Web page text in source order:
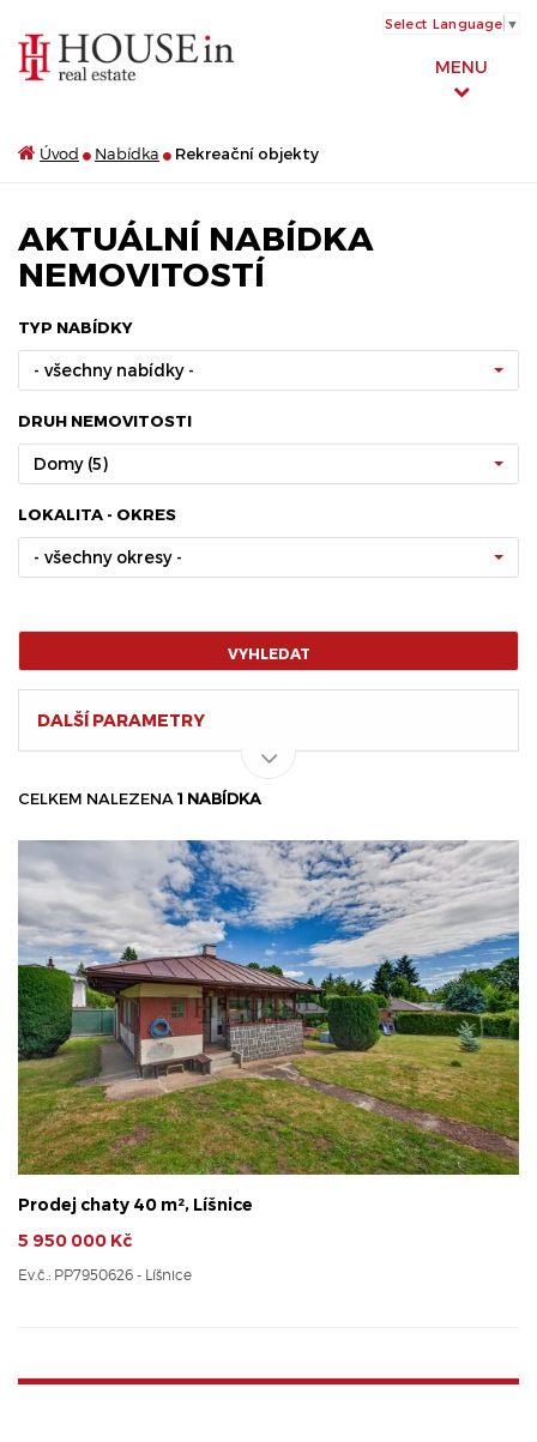
MENU
Select Language ▼
Úvod Nabídka Rekreační objekty
AKTUÁLNÍ NABÍDKA
NEMOVITOSTÍ
TYP NABÍDKY
- všechny nabídky -
DRUH NEMOVITOSTI
Domy (5)
LOKALITA - OKRES
- všechny okresy -
VYHLEDAT
DALŠÍ PARAMETRY
CELKEM NALEZENA 1 NABÍDKA
Prodej chaty 40 m², Líšnice
5 950 000 Kč
Ev.č.: PP7950626 - Líšnice